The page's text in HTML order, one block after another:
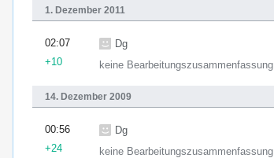
1. Dezember 2011
Dg
keine Bearbeitungszusammenfassung
02:07
+10
14. Dezember 2009
Dg
keine Bearbeitungszusammenfassung
00:56
+24